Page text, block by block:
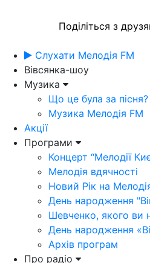
Поділіться з
Слухати Мелодія FM
Вівсянка-шоу
Музика
Що це була за пісня?
Музика Мелодія FM
Акції
Програми
Концерт “Мелодії
Мелодія вдячності
Новий Рік на
День народження
Шевченко, якого ви
День народження
Архів програм
Про радіо